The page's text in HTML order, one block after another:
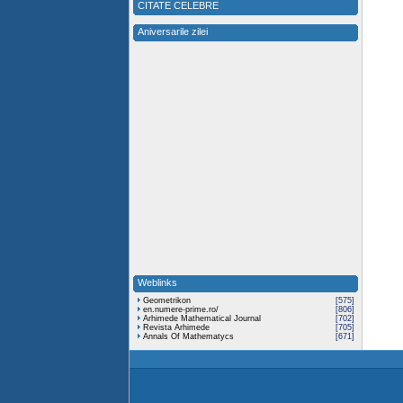
CITATE CELEBRE
Aniversarile zilei
Weblinks
Geometrikon
[575]
en.numere-prime.ro/
[806]
Arhimede Mathematical Journal
[702]
Revista Arhimede
[705]
Annals Of Mathematycs
[671]